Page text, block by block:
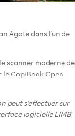
Agate dans l’un de
scanner moderne de
le CopiBook Open
peut s’effectuer sur
logicielle LIMB